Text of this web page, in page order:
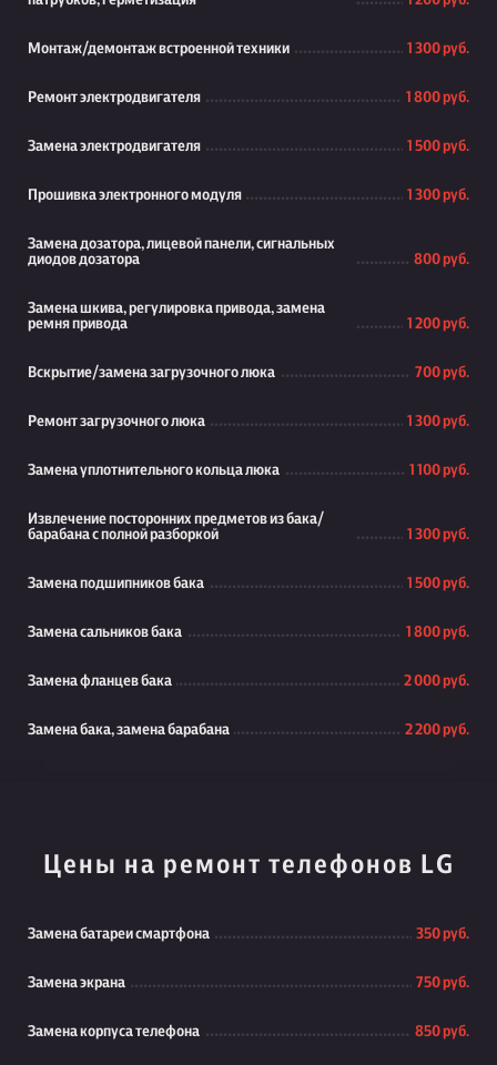
Монтаж/демонтаж встроенной техники 1 300 руб.
Ремонт электродвигателя 1 800 руб.
Замена электродвигателя 1 500 руб.
Прошивка электронного модуля 1 300 руб.
Замена дозатора, лицевой панели, сигнальных
диодов дозатора
800 руб.
Замена шкива, регулировка привода, замена
ремня привода
1 200 руб.
Вскрытие/замена загрузочного люка 700 руб.
Ремонт загрузочного люка 1 300 руб.
Замена уплотнительного кольца люка 1 100 руб.
Извлечение посторонних предметов из бака/
барабана с полной разборкой
1 300 руб.
Замена подшипников бака 1 500 руб.
Замена сальников бака 1 800 руб.
Замена фланцев бака 2 000 руб.
Замена бака, замена барабана 2 200 руб.
Цены на ремонт телефонов LG
Замена батареи смартфона 350 руб.
Замена экрана 750 руб.
Замена корпуса телефона 850 руб.